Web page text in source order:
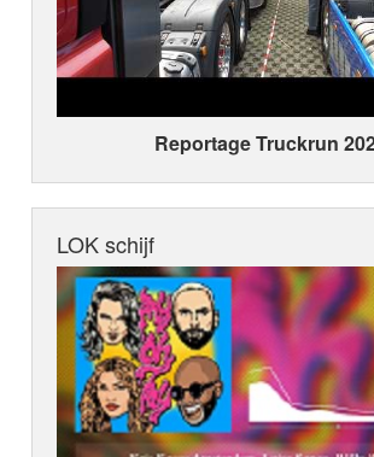
Reportage Truckrun
LOK schijf